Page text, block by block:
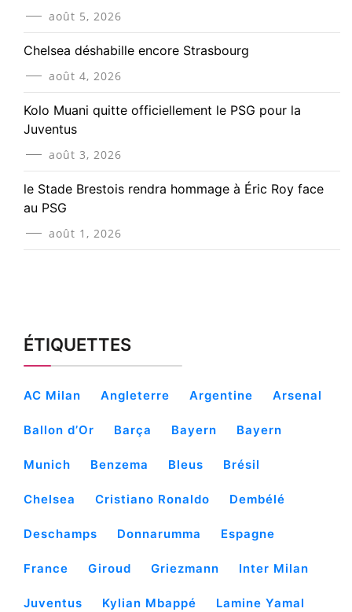
août 5, 2026
Chelsea déshabille encore Strasbourg
août 4, 2026
Kolo Muani quitte officiellement le PSG pour la
Juventus
août 3, 2026
le Stade Brestois rendra hommage à Éric Roy face
au PSG
août 1, 2026
ÉTIQUETTES
AC Milan Angleterre Argentine Arsenal
Ballon d’Or Barça Bayern Bayern
Munich Benzema Bleus Brésil
Chelsea Cristiano Ronaldo Dembélé
Deschamps Donnarumma Espagne
France Giroud Griezmann Inter Milan
Juventus Kylian Mbappé Lamine Yamal